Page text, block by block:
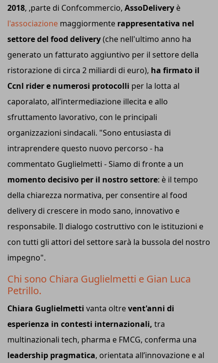
2018, ,parte di Confcommercio, AssoDelivery è
l'associazione maggiormente rappresentativa nel
settore del food delivery(che nell'ultimo anno ha
generato un fatturato aggiuntivo per il settore della
ristorazione di circa 2 miliardi di euro), ha firmato il
Ccnl rider e numerosi protocolli per la lotta al
caporalato, all’intermediazione illecita e allo
sfruttamento lavorativo, con le principali
organizzazioni sindacali. "Sono entusiasta di
intraprendere questo nuovo percorso - ha
commentato Guglielmetti - Siamo di fronte a un
momento decisivo per il nostro settore: è il tempo
della chiarezza normativa, per consentire al food
delivery di crescere in modo sano, innovativo e
responsabile. Il dialogo costruttivo con le istituzioni e
con tutti gli attori del settore sarà la bussola del nostro
impegno".
Chi sono Chiara Guglielmetti e Gian Luca
Petrillo.
Chiara Guglielmetti vanta oltrevent'anni di
esperienza in contesti internazionali, tra
multinazionali tech, pharma e FMCG, conferma una
leadership pragmatica, orientata all’innovazione e al